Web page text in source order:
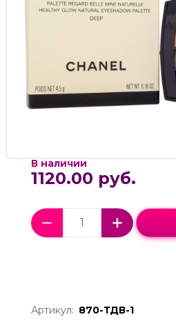
В наличии
1120.00 руб.
Артикул: 870-ТДВ-1